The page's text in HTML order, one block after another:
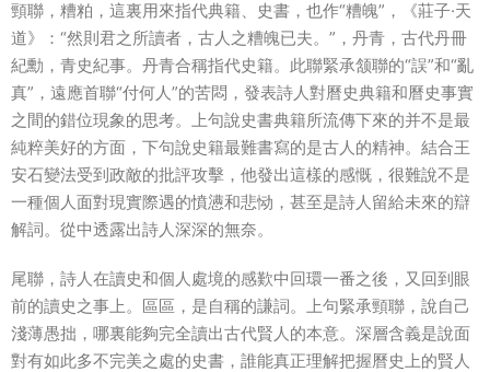
頸聯，糟粕，這裏用來指代典籍、史書，也作“糟魄”，《莊子·天
道》：“然則君之所讀者，古人之糟魄已夫。”，丹青，古代丹冊
紀勳，青史紀事。丹青合稱指代史籍。此聯緊承颔聯的“誤”和“亂
真”，遠應首聯“付何人”的苦悶，發表詩人對曆史典籍和曆史事實
之間的錯位現象的思考。上句說史書典籍所流傳下來的并不是最
純粹美好的方面，下句說史籍最難書寫的是古人的精神。結合王
安石變法受到政敵的批評攻擊，他發出這樣的感慨，很難說不是
一種個人面對現實際遇的憤懑和悲恸，甚至是詩人留給未來的辯
解詞。從中透露出詩人深深的無奈。
尾聯，詩人在讀史和個人處境的感歎中回環一番之後，又回到眼
前的讀史之事上。區區，是自稱的謙詞。上句緊承頸聯，說自己
淺薄愚拙，哪裏能夠完全讀出古代賢人的本意。深層含義是說面
對有如此多不完美之處的史書，誰能真正理解把握曆史上的賢人